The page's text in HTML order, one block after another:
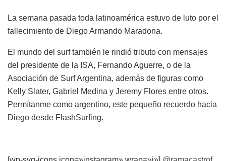
La semana pasada toda latinoamérica estuvo de luto por el
fallecimiento de Diego Armando Maradona.
El mundo del surf también le rindió tributo con mensajes
del presidente de la ISA, Fernando Aguerre, o de la
Asociación de Surf Argentina, además de figuras como
Kelly Slater, Gabriel Medina y Jeremy Flores entre otros.
Permítanme como argentino, este pequeño recuerdo hacia
Diego desde FlashSurfing.